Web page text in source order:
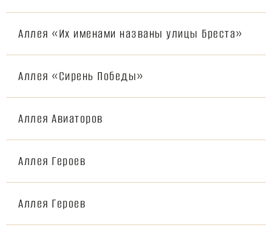
Аллея «Их именами названы улицы Бреста»
Аллея «Сирень Победы»
Аллея Авиаторов
Аллея Героев
Аллея Героев